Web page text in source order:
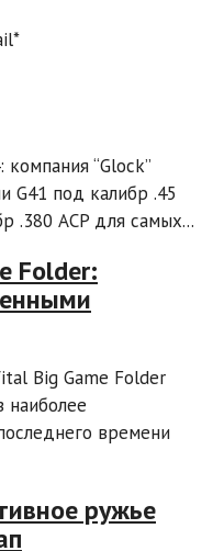
компания “Glock”
G41 под калибр .45
.380 ACP для самых...
Folder:
Big Game Folder
наиболее
времени
ружье